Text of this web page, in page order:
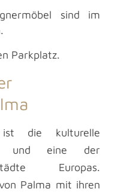
sind im
Parkplatz.
die kulturelle
und eine der
Europas.
Palma mit ihren